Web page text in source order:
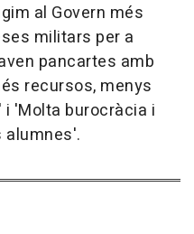
al Govern més
militars per a
pancartes amb
recursos, menys
'Molta burocràcia i
alumnes'.